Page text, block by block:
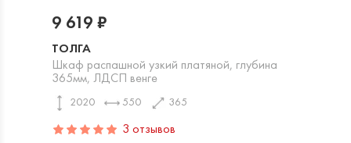
ТОЛГА
Шкаф распашной узкий платяной, глубина
365мм, ЛДСП венге
2020 550 365
9 619 ₽
3 отзывов